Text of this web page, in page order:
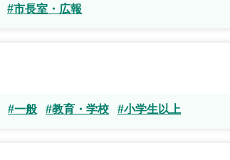
#市長室・広報
#一般 #教育・学校 #小学生以上